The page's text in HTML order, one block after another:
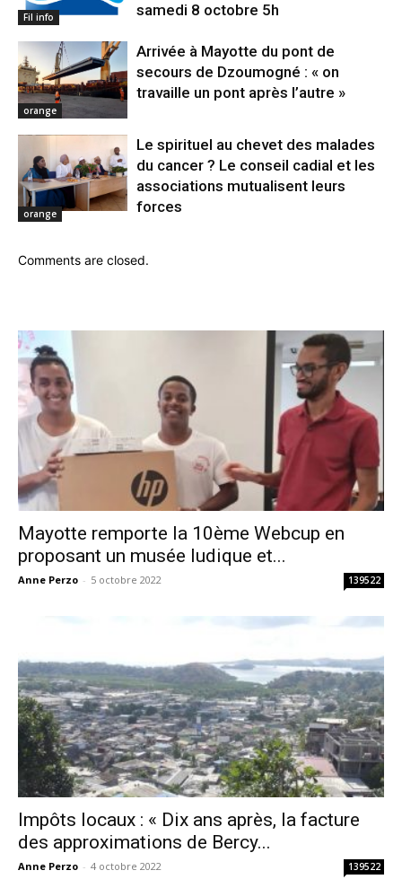
Fil info
samedi 8 octobre 5h
orange
Arrivée à Mayotte du pont de
secours de Dzoumogné : « on
travaille un pont après l’autre »
orange
Le spirituel au chevet des malades
du cancer ? Le conseil cadial et les
associations mutualisent leurs
forces
Comments are closed.
Mayotte remporte la 10ème Webcup en
proposant un musée ludique et...
Anne Perzo - 5 octobre 2022 139522
Impôts locaux : « Dix ans après, la facture
des approximations de Bercy...
Anne Perzo - 4 octobre 2022 139522